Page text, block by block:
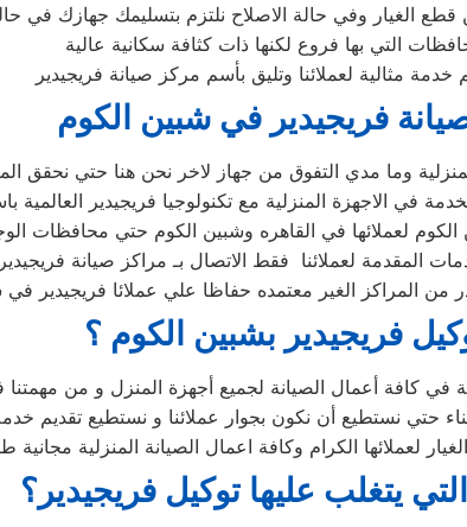
الغيار وفي حالة الاصلاح نلتزم بتسليمك جهازك في
التي بها فروع لكنها ذات كثافة سكانية عالية
خدمة مثالية لعملائنا وتليق بأسم مركز صيانة فريجيدير
فريجيدير في شبين الكوم
وما مدي التفوق من جهاز لاخر نحن هنا حتي نحقق
الاجهزة المنزلية مع تكنولوجيا فريجيدير العالمية
لعملائها في القاهره وشبين الكوم حتي محافظات
المقدمة لعملائنا فقط الاتصال بـ مراكز صيانة
المراكز الغير معتمده حفاظا علي عملائا فريجيدير في
فريجيدير بشبين الكوم ؟
كافة أعمال الصيانة لجميع أجهزة المنزل و من
نستطيع أن نكون بجوار عملائنا و نستطيع تقديم
لعملائها الكرام وكافة اعمال الصيانة المنزلية مجانية
يتغلب عليها توكيل فريجيدير؟